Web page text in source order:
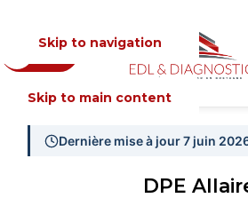
Skip to navigation
Skip to main content
MENU
Dernière mise à jour 7 juin
DPE